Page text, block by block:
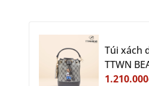
Túi xách
TTWN